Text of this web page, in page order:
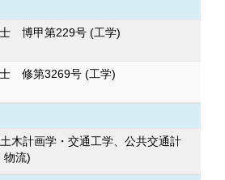
博甲第229号 (工学)
修第3269号 (工学)
木計画学・交通工学、公共交通計
物流)